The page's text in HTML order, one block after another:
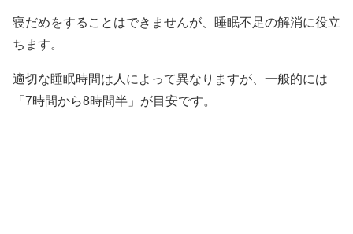
寝だめをすることはできませんが、睡眠不足の解消に役立
ちます。
適切な睡眠時間は人によって異なりますが、一般的には
「7時間から8時間半」が目安です。